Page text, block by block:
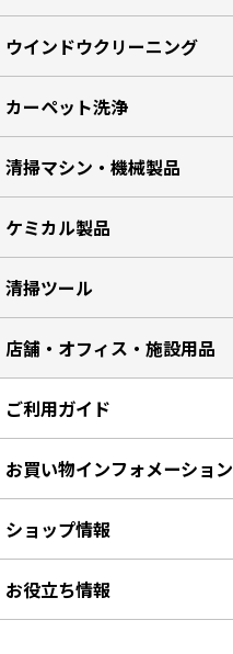
ウインドウクリーニング
カーペット洗浄
清掃マシン・機械製品
ケミカル製品
清掃ツール
店舗・オフィス・施設用品
ご利用ガイド
お買い物インフォメーション
ショップ情報
お役立ち情報